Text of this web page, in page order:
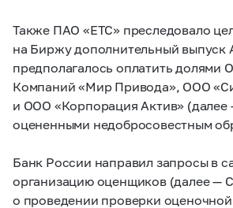
Также ПАО «ЕТС» преследовало
на Биржу дополнительный выпуск
предполагалось оплатить долями
Компаний «Мир Привода», ООО
и ООО «Корпорация Актив»
оцененными недобросовестным
Банк России направил запросы в
организацию оценщиков (далее —
о проведении проверки оценочной